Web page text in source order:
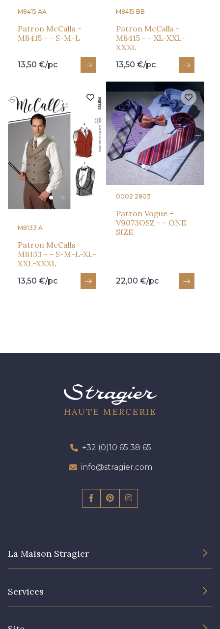
M8415 AA
Patron McCalls -
M8415 - - S-M-L
13,50 €/pc
M8415 BB
Patron McCalls -
M8415 - - XL-XXL-
XXXL
13,50 €/pc
M8133 A
Patron McCalls -
M8133 - - S-M-L-XL-
XXL-XXXL
13,50 €/pc
0002 2803
Patron Vogue -
V9073OSZ - - ONE
SIZE
22,00 €/pc
HAUTE MERCERIE
+32 (0)10 65 38 65
info@stragier.com
La Maison Stragier
Services